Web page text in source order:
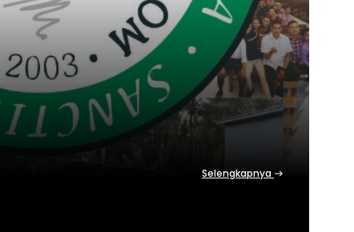
Selengkapnya